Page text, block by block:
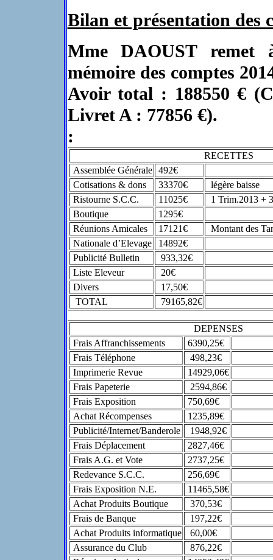
Bilan et présentation des
Mme DAOUST remet
mémoire des comptes
Avoir total : 188550 €
Livret A : 77856 €).
:
RECETTES
Assemblée Générale
492€
Cotisations & dons
33370€
légère baisse
Ristourne S.C.C.
11025€
1 Trim.2013 +
Boutique
1295€
Réunions Amicales
17121€
Montant des
Nationale d’Elevage
14892€
Publicité Bulletin
933,32€
Liste Eleveur
20€
Divers
17,50€
TOTAL
79165,82€
DEPENSES
Frais Affranchissements
6390,25€
Frais Téléphone
498,23€
Imprimerie Revue
14929,06€
Frais Papeterie
2594,86€
Frais Exposition
750,69€
Achat Récompenses
1235,89€
Publicité/Internet/Banderole
1948,92€
Frais Déplacement
2827,46€
Frais A.G. et Vote
2737,25€
Redevance S.C.C.
256,69€
Frais Exposition N.E.
11465,58€
Achat Produits Boutique
370,53€
Frais de Banque
197,22€
Achat Produits informatique
60,00€
Assurance du Club
876,22€